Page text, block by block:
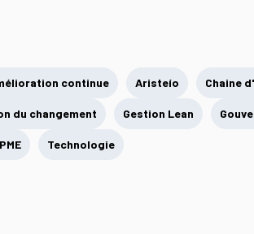
continue Aristeío Chaine
du changement Gestion Lean
Technologie